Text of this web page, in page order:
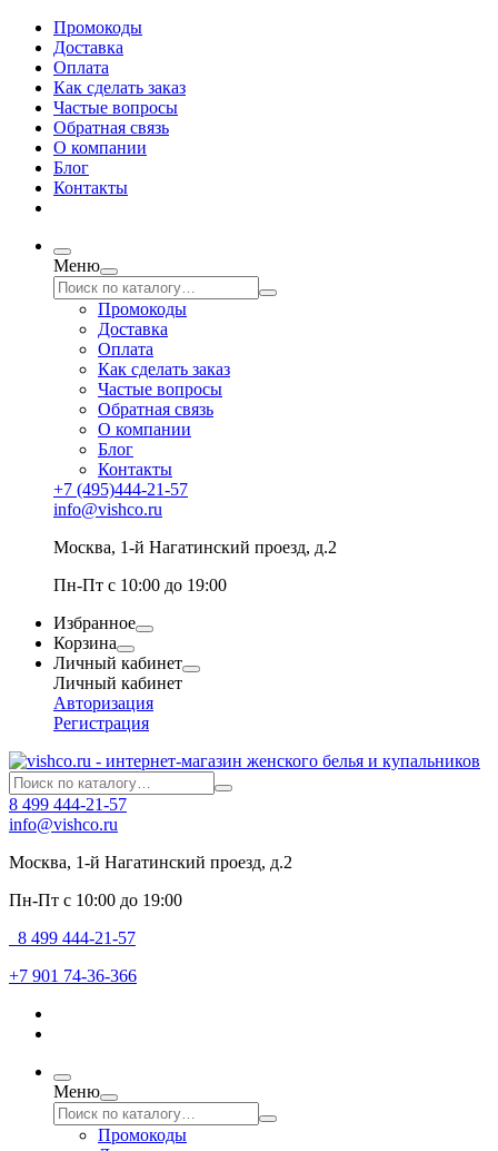
Промокоды
Доставка
Оплата
Как сделать заказ
Частые вопросы
Обратная связь
О компании
Блог
Контакты
Меню
Промокоды
Доставка
Оплата
Как сделать заказ
Частые вопросы
Обратная связь
О компании
Блог
Контакты
+7 (495)444-21-57
info@vishco.ru
Москва, 1-й Нагатинский проезд, д.2
Пн-Пт с 10:00 до 19:00
Избранное
Корзина
Личный кабинет
Личный кабинет
Авторизация
Регистрация
8 499 444-21-57
info@vishco.ru
Москва, 1-й Нагатинский проезд, д.2
Пн-Пт с 10:00 до 19:00
8 499 444-21-57
+7 901 74-36-366
Меню
Промокоды